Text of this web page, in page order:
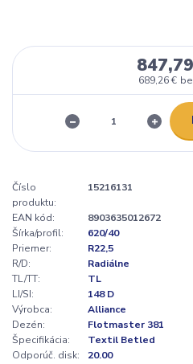
689,26 €
Číslo
produktu:
15216131
EAN kód:
8903635012672
Šírka/profil:
620/40
Priemer:
R22,5
R/D:
Radiálne
TL/TT:
TL
LI/SI:
148 D
Výrobca:
Alliance
Dezén:
Flotmaster 381
Špecifikácia:
Textil Betled
Odporúč. disk:
20.00